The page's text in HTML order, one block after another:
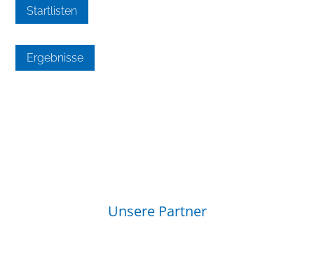
Startlisten
Ergebnisse
Unsere Partner